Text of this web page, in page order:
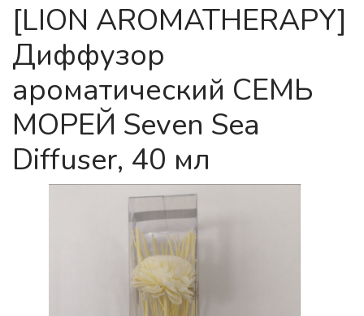
[LION AROMATHERAPY]
Диффузор
ароматический СЕМЬ
МОРЕЙ Seven Sea
Diffuser, 40 мл